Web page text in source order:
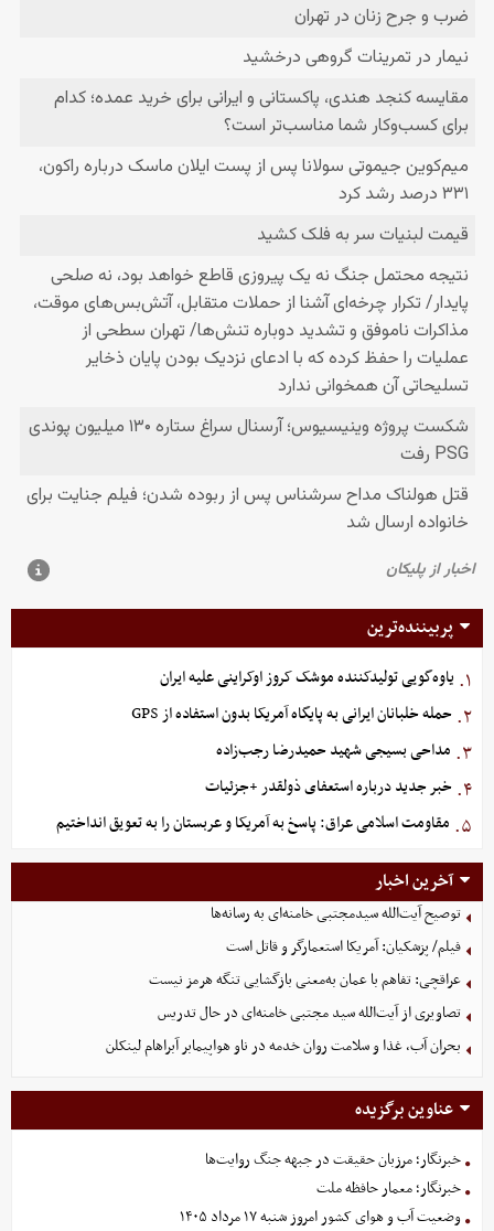
پربیننده‌ترین
۱. یاوه‌گویی تولیدکننده موشک کروز اوکراینی علیه ایران
۲. حمله خلبانان ایرانی به پایگاه آمریکا بدون استفاده از GPS
۳. مداحی بسیجی شهید حمیدرضا رجب‌زاده
۴. خبر جدید درباره استعفای ذولقدر +جزئیات
۵. مقاومت اسلامی عراق: پاسخ به آمریکا و عربستان را به تعویق انداختیم
آخرین اخبار
توصیح آیت‌الله سیدمجتبی خامنه‌ای به رسانه‌ها
فیلم/ پزشکیان: آمریکا استعمارگر و قاتل است
عراقچی: تفاهم با عمان به‌معنی بازگشایی تنگه هرمز نیست
تصاویری از آیت‌الله سید مجتبی خامنه‌ای در حال تدریس
بحران آب، غذا و سلامت روان خدمه در ناو هواپیمابر آبراهام لینکلن
عناوین برگزیده
خبرنگار؛ مرزبان حقیقت در جبهه جنگ روایت‌ها
خبرنگار؛ معمار حافظه ملت
وضعیت آب و هوای کشور امروز شنبه ۱۷ مرداد ۱۴۰۵